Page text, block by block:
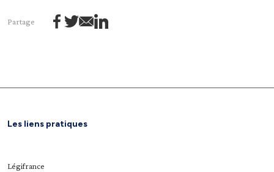
Partage
Les liens pratiques
Légifrance